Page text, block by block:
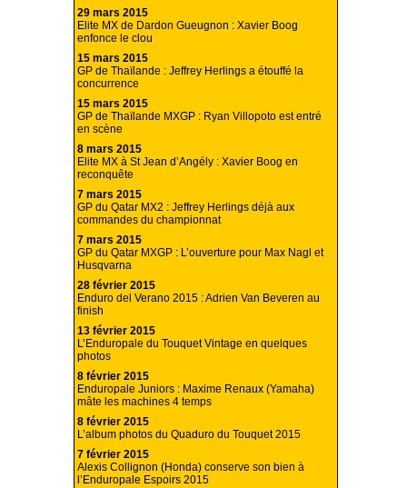
29 mars 2015
Elite MX de Dardon Gueugnon : Xavier Boog
enfonce le clou
15 mars 2015
GP de Thaïlande : Jeffrey Herlings a étouffé la
concurrence
15 mars 2015
GP de Thaïlande MXGP : Ryan Villopoto est entré
en scène
8 mars 2015
Elite MX à St Jean d’Angély : Xavier Boog en
reconquête
7 mars 2015
GP du Qatar MX2 : Jeffrey Herlings déjà aux
commandes du championnat
7 mars 2015
GP du Qatar MXGP : L’ouverture pour Max Nagl et
Husqvarna
28 février 2015
Enduro del Verano 2015 : Adrien Van Beveren au
finish
13 février 2015
L’Enduropale du Touquet Vintage en quelques
photos
8 février 2015
Enduropale Juniors : Maxime Renaux (Yamaha)
mâte les machines 4 temps
8 février 2015
L’album photos du Quaduro du Touquet 2015
7 février 2015
Alexis Collignon (Honda) conserve son bien à
l’Enduropale Espoirs 2015